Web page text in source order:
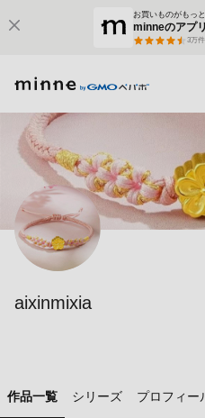
お買いものがもっ
minneのアプリ
3万
aixinmixia
作品一覧 シリーズ プロフィー